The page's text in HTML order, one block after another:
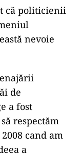
că politicienii
nevoie
de
a fost
respectăm
cand am
a